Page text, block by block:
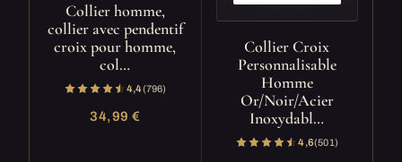
Collier homme,
collier avec pendentif
croix pour homme,
col…
4,4(796)
34,99 €
Collier Croix
Personnalisable
Homme
Or/Noir/Acier
Inoxydabl…
4,6(501)